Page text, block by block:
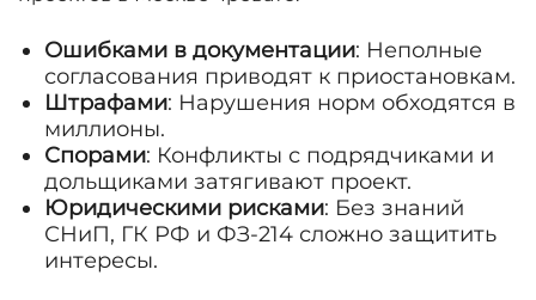
Ошибками в документации: Неполные
согласования приводят к приостановкам.
Штрафами: Нарушения норм обходятся в
миллионы.
Спорами: Конфликты с подрядчиками и
дольщиками затягивают проект.
Юридическими рисками: Без знаний
СНиП, ГК РФ и ФЗ-214 сложно защитить
интересы.